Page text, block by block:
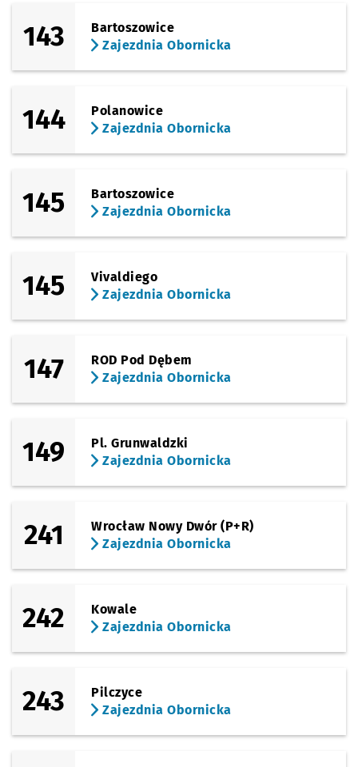
143
Bartoszowice
Zajezdnia Obornicka
144
Polanowice
Zajezdnia Obornicka
145
Bartoszowice
Zajezdnia Obornicka
145
Vivaldiego
Zajezdnia Obornicka
147
ROD Pod Dębem
Zajezdnia Obornicka
149
Pl. Grunwaldzki
Zajezdnia Obornicka
241
Wrocław Nowy Dwór (P+R)
Zajezdnia Obornicka
242
Kowale
Zajezdnia Obornicka
243
Pilczyce
Zajezdnia Obornicka